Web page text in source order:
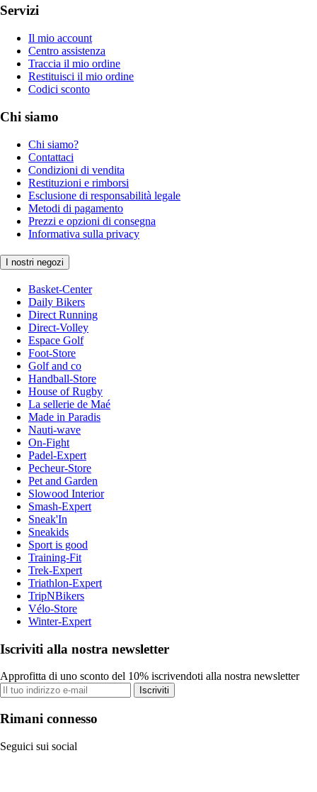
Servizi
Il mio account
Centro assistenza
Traccia il mio ordine
Restituisci il mio ordine
Codici sconto
Chi siamo
Chi siamo?
Contattaci
Condizioni di vendita
Restituzioni e rimborsi
Esclusione di responsabilità legale
Metodi di pagamento
Prezzi e opzioni di consegna
Informativa sulla privacy
I nostri negozi
Basket-Center
Daily Bikers
Direct Running
Direct-Volley
Espace Golf
Foot-Store
Golf and co
Handball-Store
House of Rugby
La sellerie de Maé
Made in Paradis
Nauti-wave
On-Fight
Padel-Expert
Pecheur-Store
Pet and Garden
Slowood Interior
Smash-Expert
Sneak'In
Sneakids
Sport is good
Training-Fit
Trek-Expert
Triathlon-Expert
TripNBikers
Vélo-Store
Winter-Expert
Iscriviti alla nostra newsletter
Approfitta di uno sconto del 10% iscrivendoti alla nostra newsletter
Iscriviti
Rimani connesso
Seguici sui social